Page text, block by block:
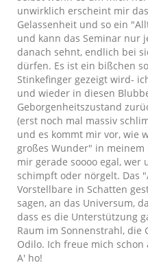
unwirklich erscheint mir
Gelassenheit und so ein
und kann das Seminar nur
danach sehnt, endlich bei
dürfen. Es ist ein bißchen
Stinkefinger gezeigt wird-
und wieder in diesen
Geborgenheitszustand
(erst noch mal massiv
und es kommt mir vor, wie
großes Wunder" in meinem
mir gerade soooo egal,
schimpft oder nörgelt. Das
Vorstellbare in Schatten
sagen, an das Universum,
dass es die Unterstützung
Raum im Sonnenstrahl,
Odilo. Ich freue mich schon
A' ho!